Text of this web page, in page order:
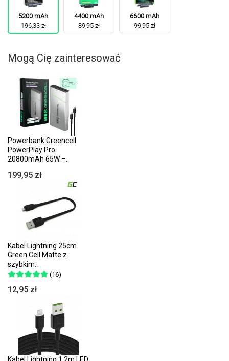
5200 mAh
196,33 zł
4400 mAh
89,95 zł
6600 mAh
99,95 zł
Mogą Cię zainteresować
Powerbank Greencell
PowerPlay Pro
20800mAh 65W –..
199,95 zł
Kabel Lightning 25cm
Green Cell Matte z
szybkim..
(16)
12,95 zł